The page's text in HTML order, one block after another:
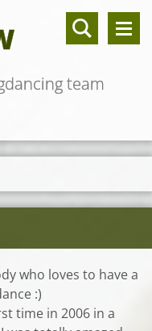
team
who loves to have a
:)
time in 2006 in a